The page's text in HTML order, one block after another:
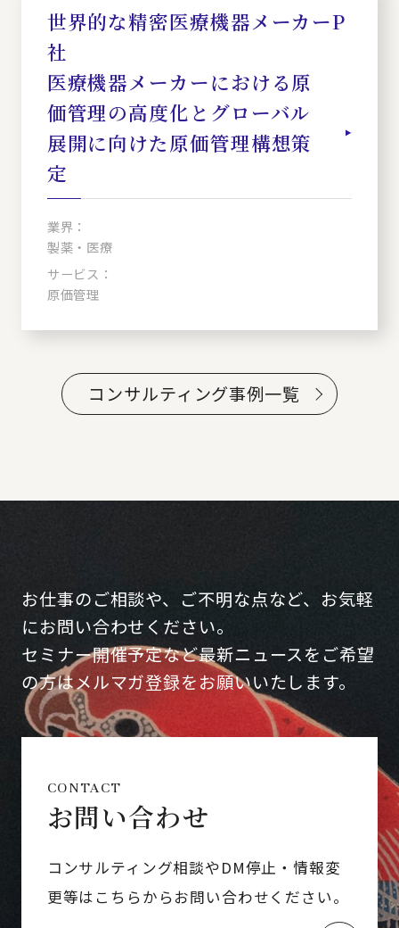
世界的な精密医療機器メーカーP
社
医療機器メーカーにおける原
価管理の高度化とグローバル
展開に向けた原価管理構想策
定
業界：
製薬・医療
サービス：
原価管理
コンサルティング事例一覧
お仕事のご相談や、ご不明な点など、お気軽
にお問い合わせください。
セミナー開催予定など最新ニュースをご希望
の方はメルマガ登録をお願いいたします。
CONTACT
お問い合わせ
コンサルティング相談やDM停止・情報変
更等はこちらからお問い合わせください。